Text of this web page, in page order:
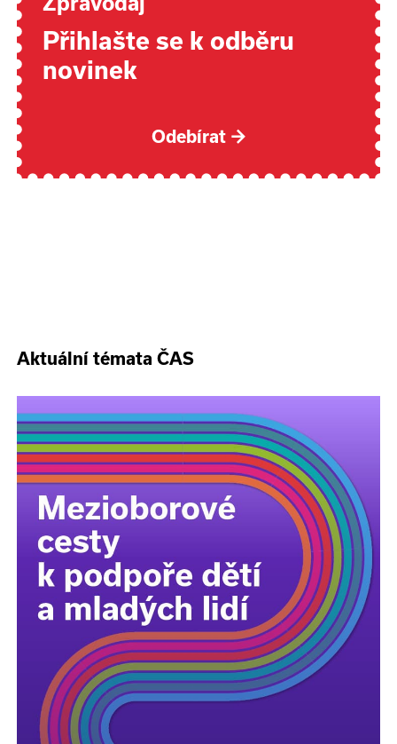
Přihlašte se k odběru
novinek
Odebírat →
Aktuální témata ČAS